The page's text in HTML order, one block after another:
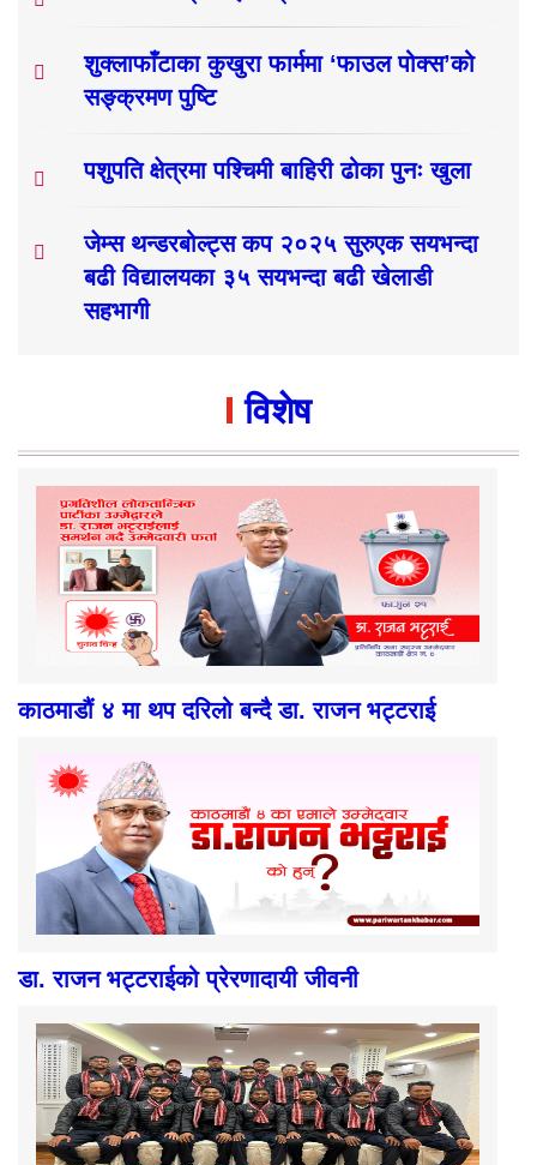
शुक्लाफाँटाका कुखुरा फार्ममा ‘फाउल पोक्स’को
सङ्क्रमण पुष्टि
पशुपति क्षेत्रमा पश्चिमी बाहिरी ढोका पुनः खुला
जेम्स थन्डरबोल्ट्स कप २०२५ सुरुएक सयभन्दा
बढी विद्यालयका ३५ सयभन्दा बढी खेलाडी
सहभागी
विशेष
काठमाडौं ४ मा थप दरिलो बन्दै डा. राजन भट्टराई
डा. राजन भट्टराईको प्रेरणादायी जीवनी